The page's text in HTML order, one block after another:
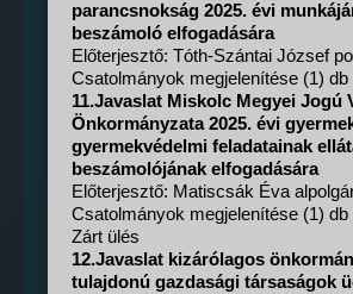
parancsnokság 2025. évi
beszámoló elfogadására
Előterjesztő: Tóth-Szántai József
Csatolmányok megjelenítése (1) db
11.Javaslat Miskolc Megyei Jogú
Önkormányzata 2025. évi
gyermekvédelmi feladatainak
beszámolójának elfogadására
Előterjesztő: Matiscsák Éva
Csatolmányok megjelenítése (1) db
Zárt ülés
12.Javaslat kizárólagos
tulajdonú gazdasági társaságok